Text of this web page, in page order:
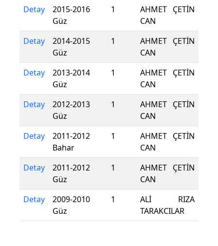
Detay
2015-2016
Güz
1
AHMET ÇETİN
CAN
Detay
2014-2015
Güz
1
AHMET ÇETİN
CAN
Detay
2013-2014
Güz
1
AHMET ÇETİN
CAN
Detay
2012-2013
Güz
1
AHMET ÇETİN
CAN
Detay
2011-2012
Bahar
1
AHMET ÇETİN
CAN
Detay
2011-2012
Güz
1
AHMET ÇETİN
CAN
Detay
2009-2010
Güz
1
ALİ RIZA
TARAKCILAR